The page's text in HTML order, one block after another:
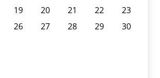
19 20 21 22
23
26 27 28 29
30